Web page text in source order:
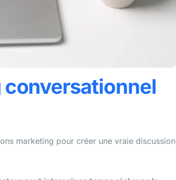
conversationnel
marketing pour créer une vraie discussion